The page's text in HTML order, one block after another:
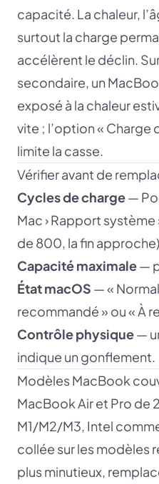
capacité. La chaleur,
surtout la charge
accélèrent le déclin.
secondaire, un
exposé à la chaleur
vite ; l’option « Charge
limite la casse.
Vérifier avant de
Cycles de charge—
Mac › Rapport
de 800, la fin
Capacité maximale—
État macOS — «
recommandé » ou « À
Contrôle physique—
indique un gonflement.
Modèles MacBook
MacBook Air et Pro de
M1/M2/M3, Intel
collée sur les modèles
plus minutieux,